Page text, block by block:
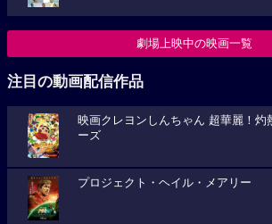
劇場上映中の映画一覧
注目の動画配信作品
映画クレヨンしんちゃん 超華麗！灼
ーズ
プロジェクト・ヘイル・メアリー